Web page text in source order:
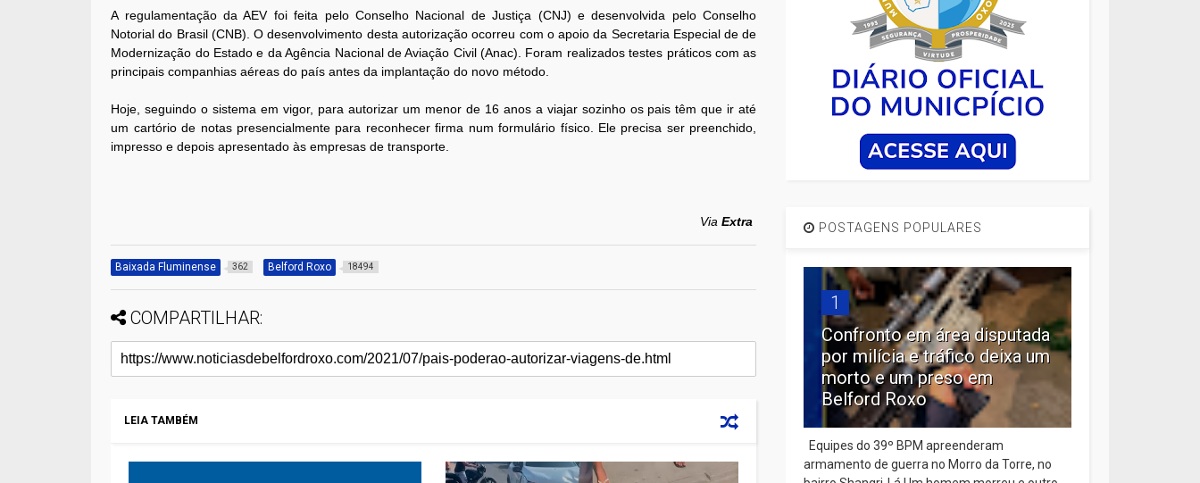
A regulamentação da AEV foi feita pelo Conselho Nacional de Justiça (CNJ) e desenvolvida pelo Conselho
Notorial do Brasil (CNB). O desenvolvimento desta autorização ocorreu com o apoio da Secretaria Especial de de
Modernização do Estado e da Agência Nacional de Aviação Civil (Anac). Foram realizados testes práticos com as
principais companhias aéreas do país antes da implantação do novo método.
Hoje, seguindo o sistema em vigor, para autorizar um menor de 16 anos a viajar sozinho os pais têm que ir até
um cartório de notas presencialmente para reconhecer firma num formulário físico. Ele precisa ser preenchido,
impresso e depois apresentado às empresas de transporte.
ViaExtra
Baixada Fluminense 362 Belford Roxo 18494
COMPARTILHAR:
LEIA TAMBÉM
POSTAGENS POPULARES
1
Confronto em área disputada
por milícia e tráfico deixa um
morto e um preso em
Belford Roxo
Equipes do 39º BPM apreenderam
armamento de guerra no Morro da Torre, no